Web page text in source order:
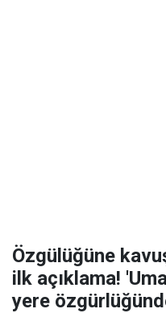
Özgülüğüne
ilk açıklama!
yere